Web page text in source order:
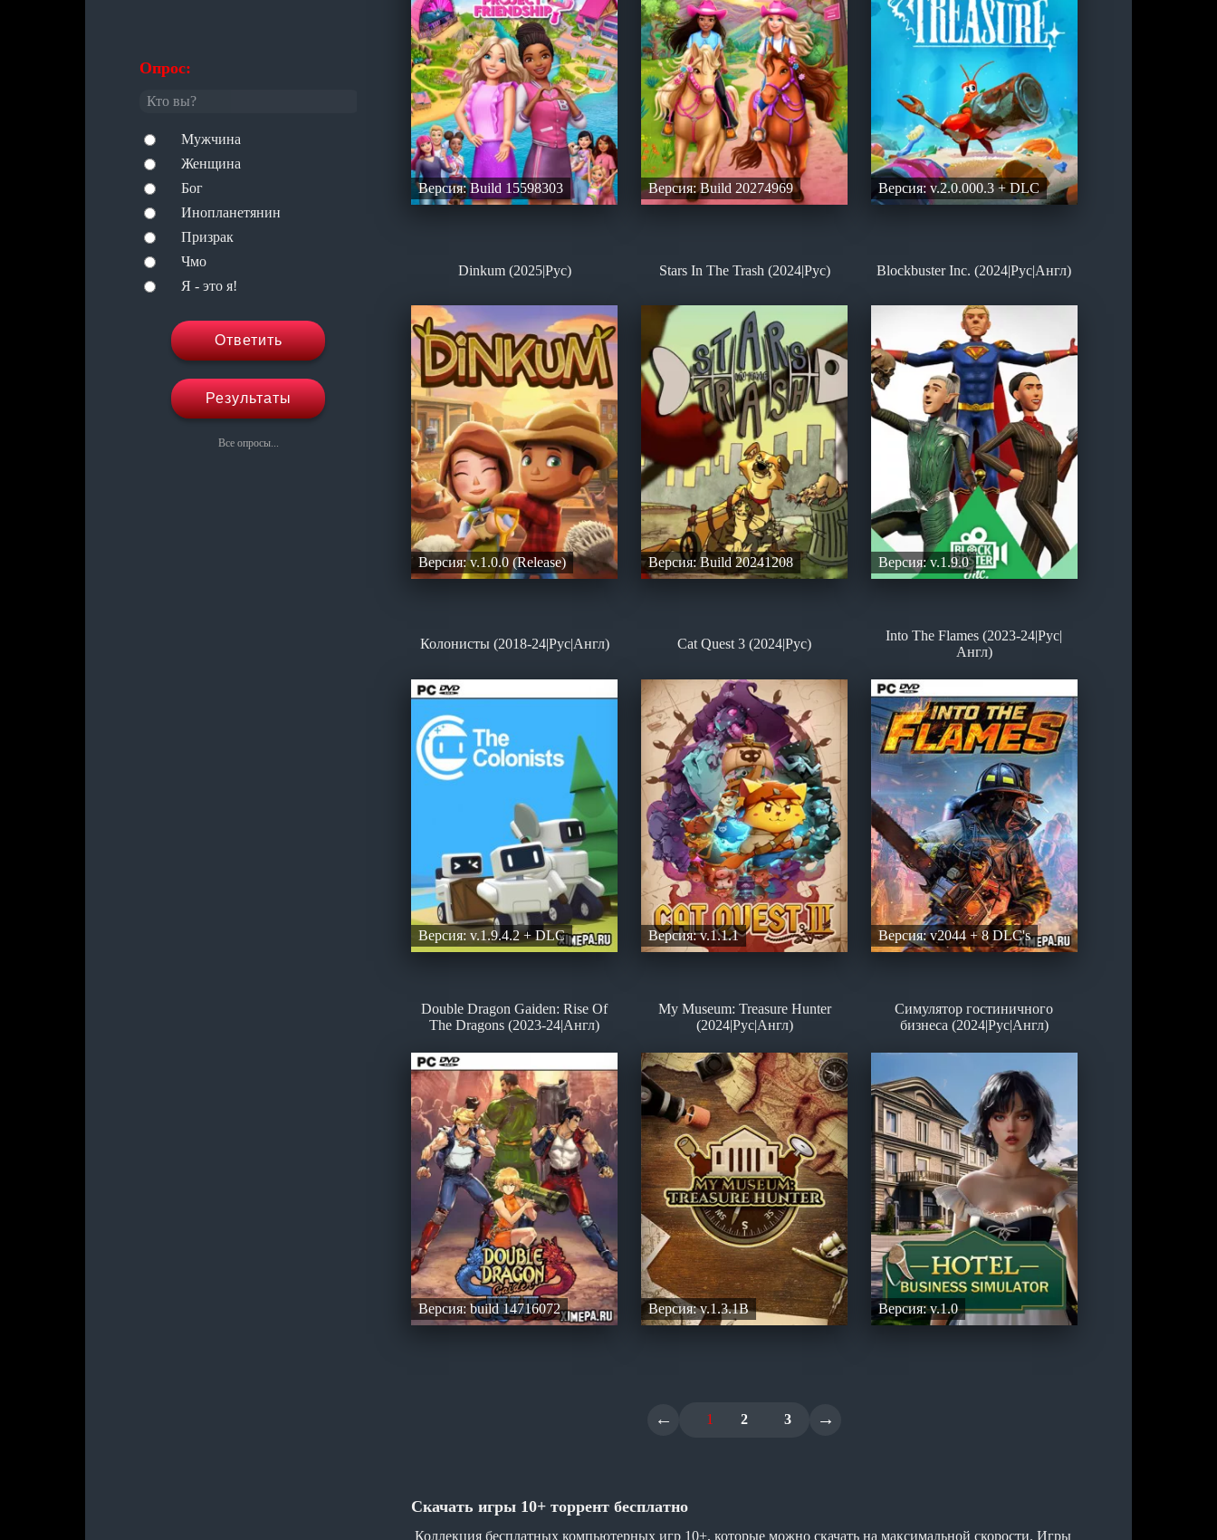
Опрос:
Кто вы?
Мужчина
Женщина
Бог
Инопланетянин
Призрак
Чмо
Я - это я!
Ответить
Результаты
Все опросы...
Версия: Build 15598303 Версия: Build 20274969 Версия: v.2.0.000.3 + DLC
Dinkum (2025|Рус)
Версия: v.1.0.0 (Release)
Stars In The Trash (2024|Рус)
Версия: Build 20241208
Blockbuster Inc. (2024|Рус|Англ)
Версия: v.1.9.0
Колонисты (2018-24|Рус|Англ)
Версия: v.1.9.4.2 + DLC
Cat Quest 3 (2024|Рус)
Версия: v.1.1.1
Into The Flames (2023-24|Рус|
Англ)
Версия: v2044 + 8 DLC's
Double Dragon Gaiden: Rise Of
The Dragons (2023-24|Англ)
Версия: build 14716072
My Museum: Treasure Hunter
(2024|Рус|Англ)
Версия: v.1.3.1B
Симулятор гостиничного
бизнеса (2024|Рус|Англ)
Версия: v.1.0
← 1 2 3 →
Скачать игры 10+ торрент бесплатно
Коллекция бесплатных компьютерных игр 10+, которые можно скачать на максимальной скорости. Игры